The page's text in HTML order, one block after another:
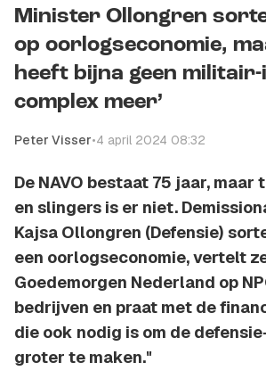
Minister Ollongren
op oorlogseconomie,
heeft bijna geen
complex meer’
Peter Visser•4 april 2024 08:32
De NAVO bestaat 75 jaar,
en slingers is er niet.
Kajsa Ollongren (Defensie)
een oorlogseconomie, vertelt
Goedemorgen Nederland op
bedrijven en praat met de
die ook nodig is om de
groter te maken."